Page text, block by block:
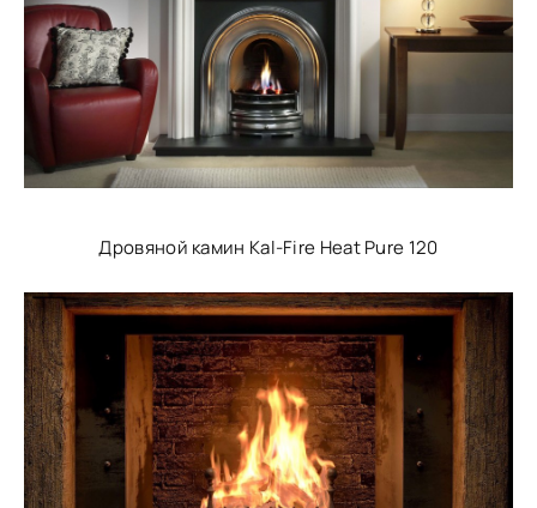
Дровяной камин Kal-Fire Heat Pure 120